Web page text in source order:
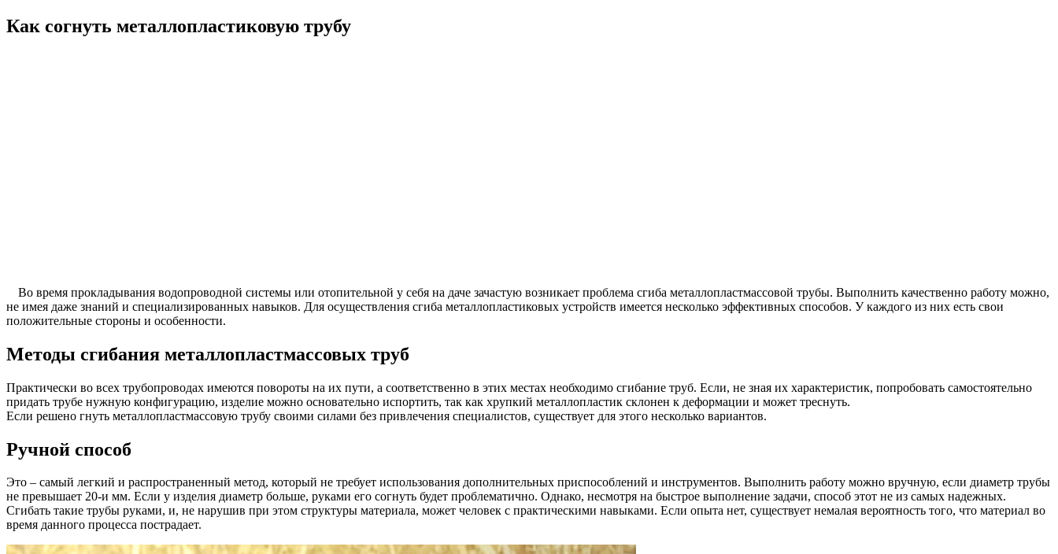
Как согнуть металлопластиковую трубу
Во время прокладывания водопроводной системы или отопительной у себя на даче зачастую возникает проблема сгиба металлопластмассовой трубы. Выполнить качественно работу можно,
не имея даже знаний и специализированных навыков. Для осуществления сгиба металлопластиковых устройств имеется несколько эффективных способов. У каждого из них есть свои
положительные стороны и особенности.
Методы сгибания металлопластмассовых труб
Практически во всех трубопроводах имеются повороты на их пути, а соответственно в этих местах необходимо сгибание труб. Если, не зная их характеристик, попробовать самостоятельно
придать трубе нужную конфигурацию, изделие можно основательно испортить, так как хрупкий металлопластик склонен к деформации и может треснуть.
Если решено гнуть металлопластмассовую трубу своими силами без привлечения специалистов, существует для этого несколько вариантов.
Ручной способ
Это – самый легкий и распространенный метод, который не требует использования дополнительных приспособлений и инструментов. Выполнить работу можно вручную, если диаметр трубы
не превышает 20-и мм. Если у изделия диаметр больше, руками его согнуть будет проблематично. Однако, несмотря на быстрое выполнение задачи, способ этот не из самых надежных.
Сгибать такие трубы руками, и, не нарушив при этом структуры материала, может человек с практическими навыками. Если опыта нет, существует немалая вероятность того, что материал во
время данного процесса пострадает.